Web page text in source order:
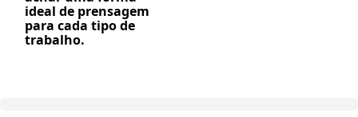
ideal de prensagem
para cada tipo de
trabalho.